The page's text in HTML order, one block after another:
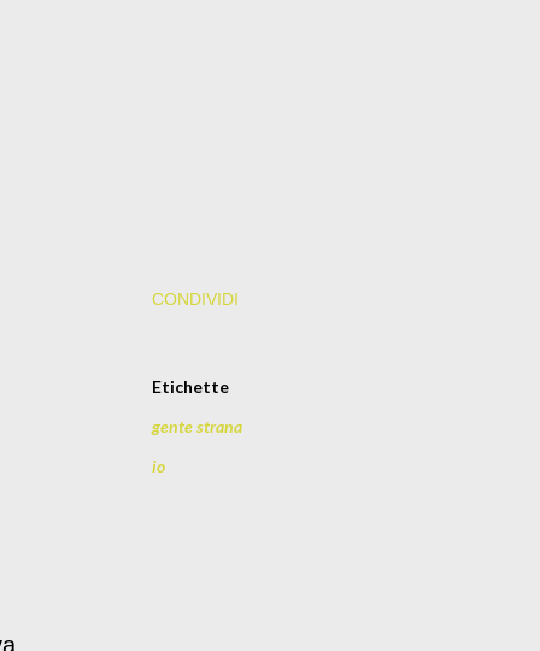
CONDIVIDI
Etichette
gente strana
io